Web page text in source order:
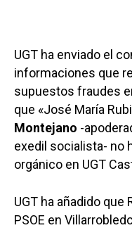
UGT ha enviado el
informaciones que
supuestos fraudes
que «José María
Montejano -
exedil socialista- no
orgánico en UGT
UGT ha añadido que
PSOE en